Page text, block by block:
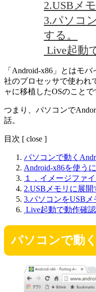
2.USBメ
3.パソコ
する。
Live起動
「Android-x86」とはモ
社のプロセッサで使われ
ャに移植したOSのことで
つまり、パソコンで
話。
目次 [ close ]
パソコンで動く
Android-x86を使う
１．イメージファ
2.USBメモリに展開
3.パソコンをUSBメ
Live起動で動作確認
パソコンで動